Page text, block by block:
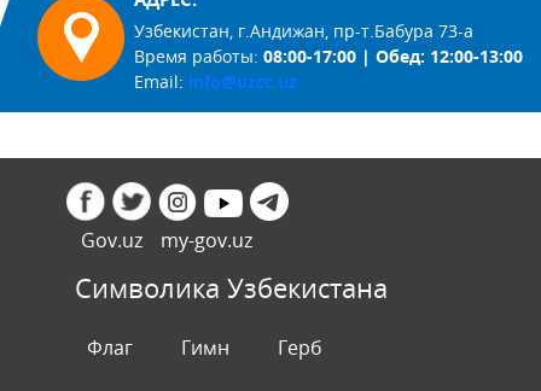
Gov.uz my-gov.uz
Узбекистан, г.Андижан, пр-т.Бабура 73-а
Время работы: 08:00-17:00 | Обед: 12:00-13:00
Email: info@uzcc.uz
Символика Узбекистана
Флаг Гимн Герб